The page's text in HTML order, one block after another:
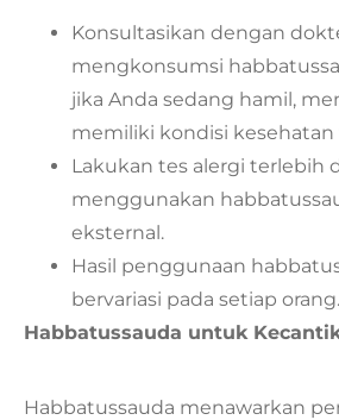
Konsultasikan dengan
mengkonsumsi
jika Anda sedang hamil,
memiliki kondisi
Lakukan tes alergi terlebih
menggunakan
eksternal.
Hasil penggunaan
bervariasi pada setiap orang.
Habbatussauda untuk
Habbatussauda menawarkan